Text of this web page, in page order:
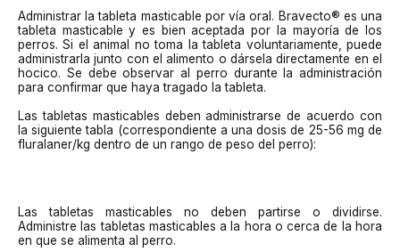
Administrar la tableta masticable por vía oral. Bravecto® es una
tableta masticable y es bien aceptada por la mayoría de los
perros. Si el animal no toma la tableta voluntariamente, puede
administrarla junto con el alimento o dársela directamente en el
hocico. Se debe observar al perro durante la administración
para confirmar que haya tragado la tableta.
Las tabletas masticables deben administrarse de acuerdo con
la siguiente tabla (correspondiente a una dosis de 25-56 mg de
fluralaner/kg dentro de un rango de peso del perro):
Las tabletas masticables no deben partirse o dividirse.
Administre las tabletas masticables a la hora o cerca de la hora
en que se alimenta al perro.